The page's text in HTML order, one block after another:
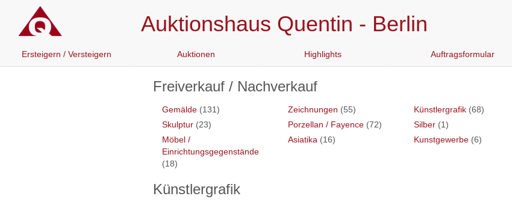
Auktionshaus Quentin - Berlin
Ersteigern / Versteigern Auktionen Highlights Auftragsformular
Freiverkauf / Nachverkauf
Gemälde (131) Zeichnungen (55) Künstlergrafik (68)
Skulptur (23) Porzellan / Fayence (72) Silber (1)
Möbel /
Einrichtungsgegenstände
(18)
Asiatika (16) Kunstgewerbe (6)
Künstlergrafik